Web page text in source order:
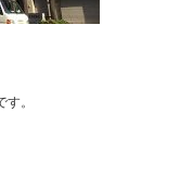
。